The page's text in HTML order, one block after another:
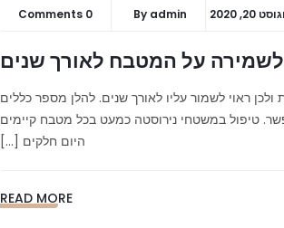
20, 2020
By admin
0 Comments
על המטבח לאורך שנים
ראוי לשמור עליו לאורך שנים. להלן מספר כללים
טיפול במשטחי נירוסטה כמעט בכל מטבח קיימים
היום חלקים […]
READ MORE